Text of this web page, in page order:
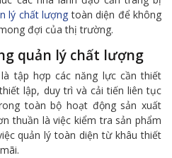
lý chất lượng toàn diện để không
đợi của thị trường.
quản lý chất lượng
tập hợp các năng lực cần thiết
lập, duy trì và cải tiến liên tục
toàn bộ hoạt động sản xuất
thuần là việc kiểm tra sản phẩm
quản lý toàn diện từ khâu thiết